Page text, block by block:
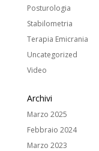
Posturologia
Stabilometria
Terapia Emicrania
Uncategorized
Video
Archivi
Marzo 2025
Febbraio 2024
Marzo 2023